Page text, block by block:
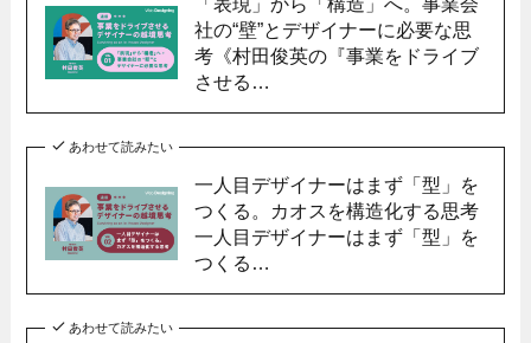
社の“壁”とデザイナーに必要な思
考《村田俊英の『事業をドライブ
させる…
あわせて読みたい
一人目デザイナーはまず「型」を
つくる。カオスを構造化する思考
一人目デザイナーはまず「型」を
つくる…
あわせて読みたい